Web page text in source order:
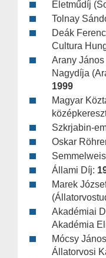
Életműdíj
Tolnay
Deák
Cultura
Arany
Nagydíja
1999
Magyar
Szkrjabin-
Oskar
Állami Díj:
Marek
Akadémiai
Akadémia
Mócsy
Állatorvosi